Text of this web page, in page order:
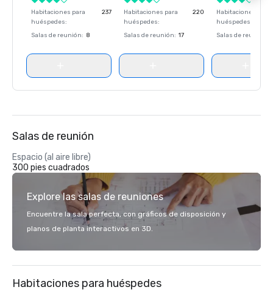
Habitaciones para
huéspedes:
237
Salas de reunión: 8
Habitaciones para
huéspedes:
220
Salas de reunión: 17
Habitaciones para
huéspedes
Salas de reunión
Salas de reunión
Espacio (al aire libre)
300 pies cuadrados
Explore las salas de reuniones
Encuentre la sala perfecta, con gráficos de disposición y
planos de planta interactivos en 3D.
Habitaciones para huéspedes